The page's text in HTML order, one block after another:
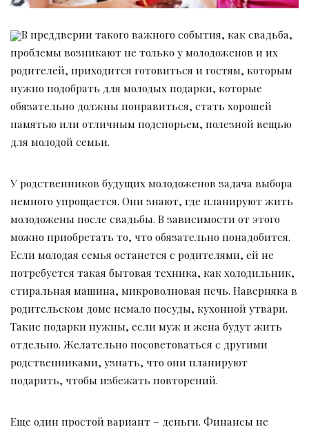
В преддверии такого важного события, как свадьба,
проблемы возникают не только у молодоженов и их
родителей, приходится готовиться и гостям, которым
нужно подобрать для молодых подарки, которые
обязательно должны понравиться, стать хорошей
памятью или отличным подспорьем, полезной вещью
для молодой семьи.
У родственников будущих молодоженов задача выбора
немного упрощается. Они знают, где планируют жить
молодожены после свадьбы. В зависимости от этого
можно приобретать то, что обязательно понадобится.
Если молодая семья останется с родителями, ей не
потребуется такая бытовая техника, как холодильник,
стиральная машина, микроволновая печь. Наверняка в
родительском доме немало посуды, кухонной утвари.
Такие подарки нужны, если муж и жена будут жить
отдельно. Желательно посоветоваться с другими
родственниками, узнать, что они планируют
подарить, чтобы избежать повторений.
Еще один простой вариант – деньги. Финансы не